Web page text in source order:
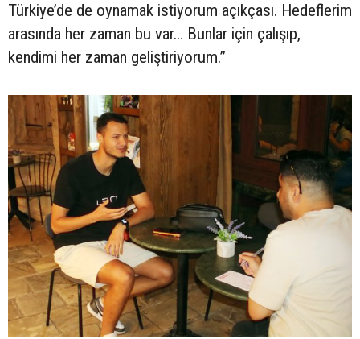
Türkiye’de de oynamak istiyorum açıkçası. Hedeflerim
arasında her zaman bu var… Bunlar için çalışıp,
kendimi her zaman geliştiriyorum.”